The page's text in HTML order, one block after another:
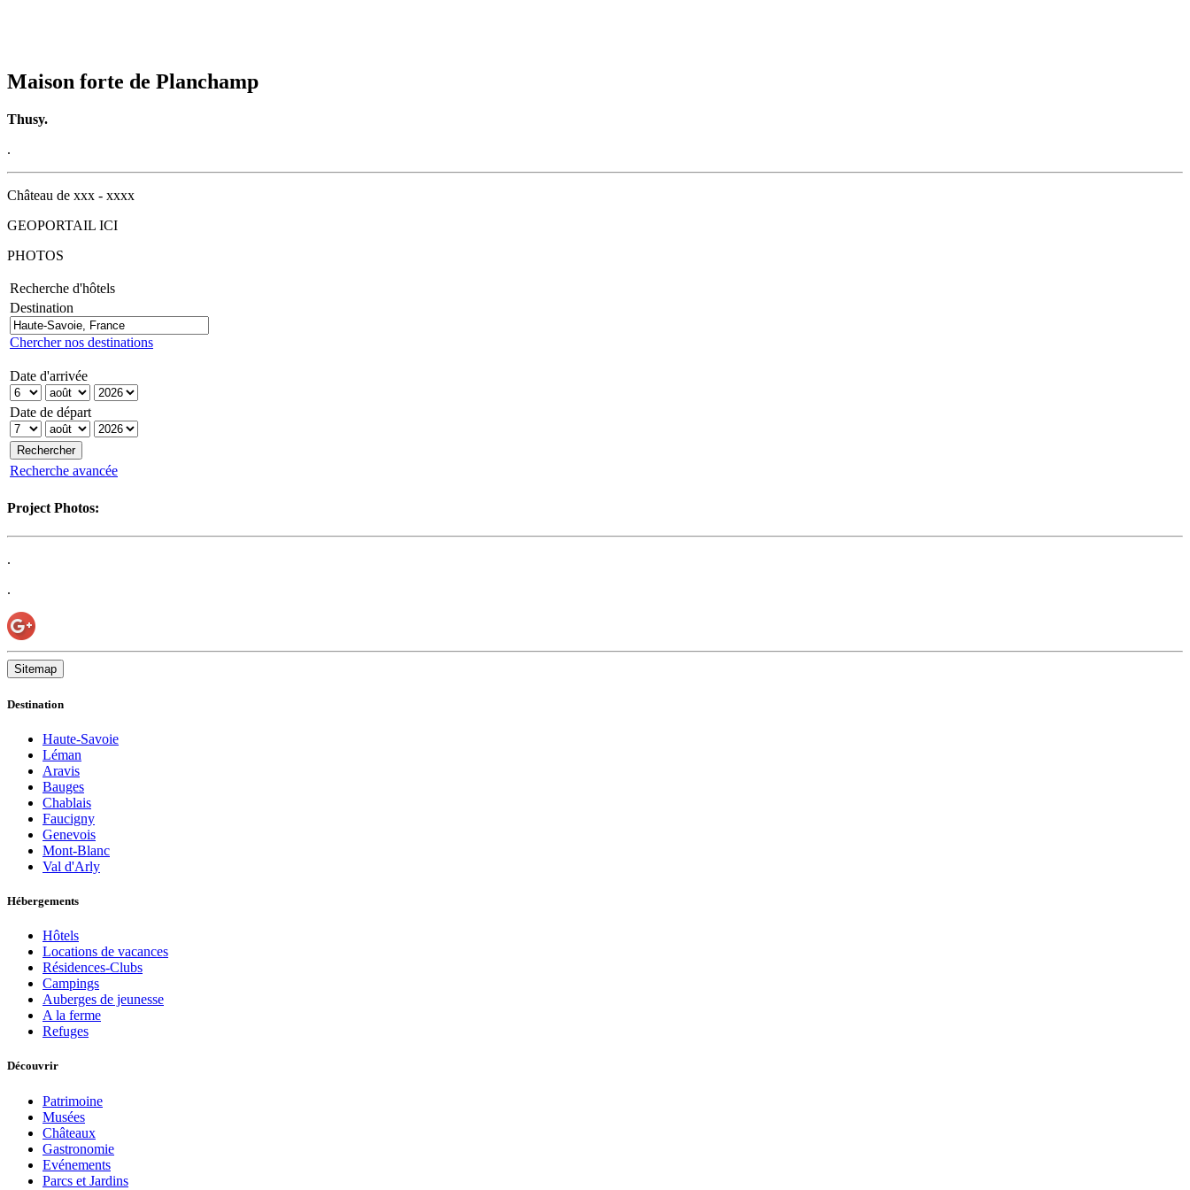
Maison forte de Planchamp
Thusy.
.
Château de xxx - xxxx
GEOPORTAIL ICI
PHOTOS
Recherche d'hôtels
Destination
Chercher nos destinations
Date d'arrivée
Date de départ
Recherche avancée
Project Photos:
.
.
Sitemap
Destination
Haute-Savoie
Léman
Aravis
Bauges
Chablais
Faucigny
Genevois
Mont-Blanc
Val d'Arly
Hébergements
Hôtels
Locations de vacances
Résidences-Clubs
Campings
Auberges de jeunesse
A la ferme
Refuges
Découvrir
Patrimoine
Musées
Châteaux
Gastronomie
Evénements
Parcs et Jardins